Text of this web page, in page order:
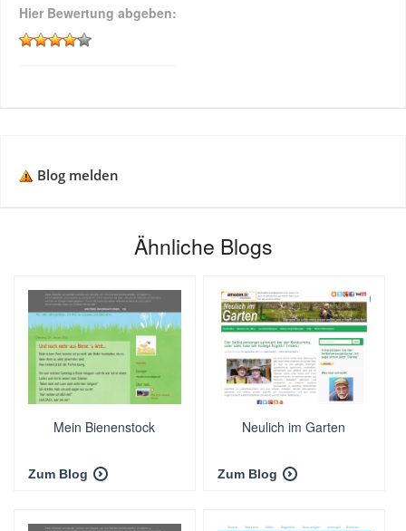
Hier Bewertung abgeben:
Blog melden
Ähnliche Blogs
Mein Bienenstock
Zum Blog
Neulich im Garten
Zum Blog